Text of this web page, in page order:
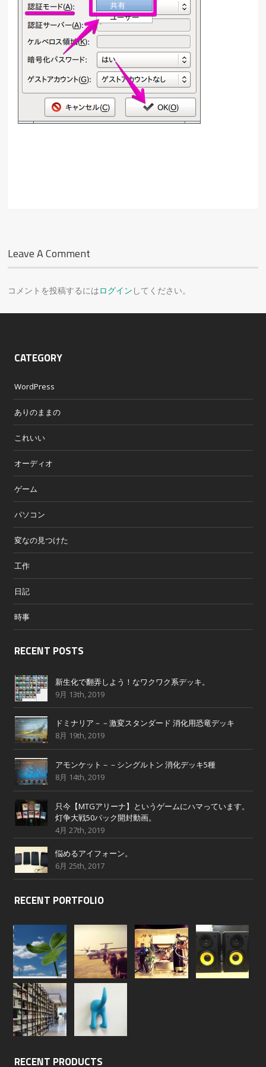
Leave A Comment
コメントを投稿するにはログイン してください。
CATEGORY
WordPress
ありのままの
これいい
オーディオ
ゲーム
パソコン
変なの見つけた
工作
日記
時事
RECENT POSTS
新生化で翻弄しよう！なワクワク系デッキ。
9月 13th, 2019
ドミナリア－－激変スタンダード 消化用恐竜デッキ
8月 19th, 2019
アモンケット－－シングルトン 消化デッキ5種
8月 14th, 2019
只今【MTGアリーナ】というゲームにハマっています。
灯争大戦50パック開封動画。
4月 27th, 2019
悩めるアイフォーン。
6月 25th, 2017
RECENT PORTFOLIO
RECENT PRODUCTS